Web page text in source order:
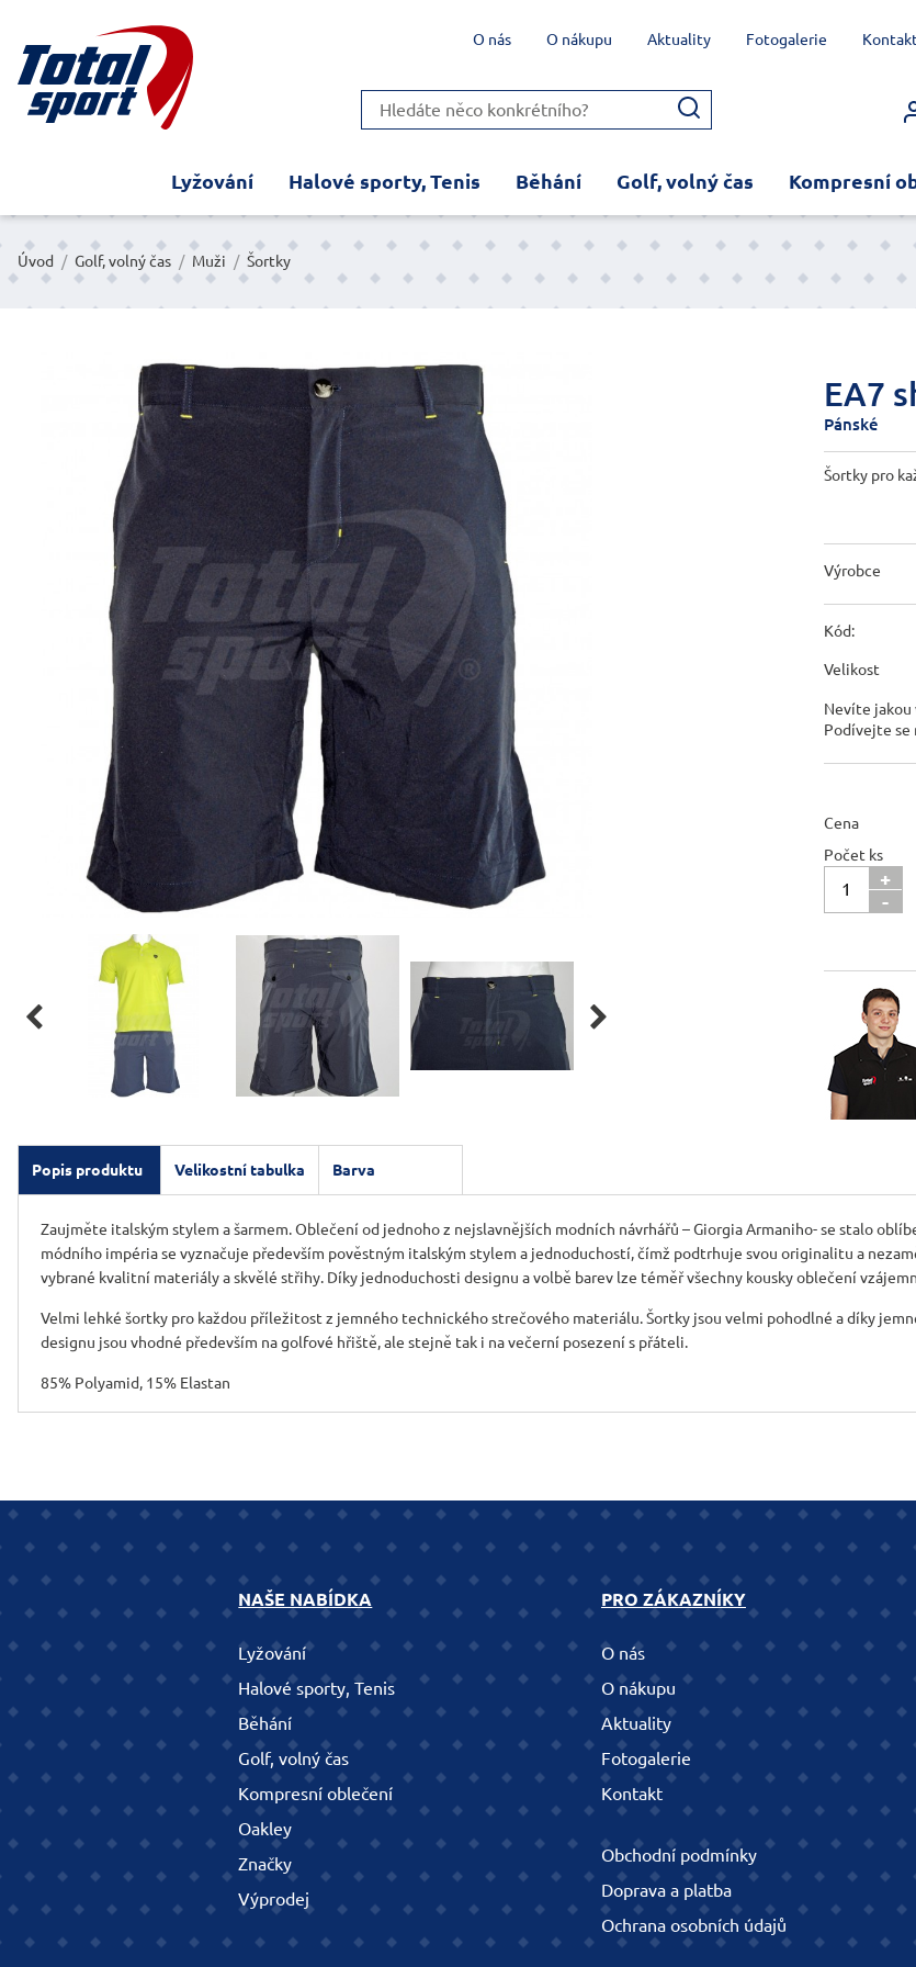
Lyžování Halové sporty, Tenis Běhání Golf, volný čas Kompresní
O nás O nákupu Aktuality Fotogalerie Kontakt
Úvod / Golf, volný čas / Muži / Šortky
 
EA7
Pánské
Šortky pro
Výrobce
Kód:
Velikost
Nevíte jakou
Podívejte se
Cena
Počet ks
+
-
Popis produktu Velikostní tabulka Barva
Zaujměte italským stylem a šarmem. Oblečení od jednoho z nejslavnějších modních návrhářů – Giorgia Armaniho- se stalo
módního impéria se vyznačuje především pověstným italským stylem a jednoduchostí, čímž podtrhuje svou originalitu a
vybrané kvalitní materiály a skvělé střihy. Díky jednoduchosti designu a volbě barev lze téměř všechny kousky oblečení
Velmi lehké šortky pro každou příležitost z jemného technického strečového materiálu. Šortky jsou velmi pohodlné a díky
designu jsou vhodné především na golfové hřiště, ale stejně tak i na večerní posezení s přáteli.
85% Polyamid, 15% Elastan
NAŠE NABÍDKA
Lyžování
Halové sporty, Tenis
Běhání
Golf, volný čas
Kompresní oblečení
Oakley
Značky
Výprodej
PRO ZÁKAZNÍKY
O nás
O nákupu
Aktuality
Fotogalerie
Kontakt
Obchodní podmínky
Doprava a platba
Ochrana osobních údajů